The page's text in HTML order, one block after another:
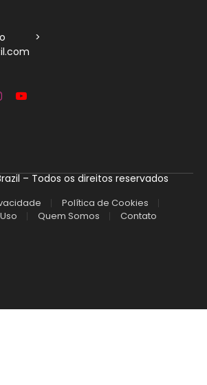
>
YouTube
– Todos os direitos reservados
Política de Cookies
Quem Somos Contato